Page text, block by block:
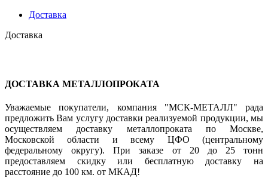
Доставка
Доставка
ДОСТАВКА МЕТАЛЛОПРОКАТА
Уважаемые покупатели, компания "МСК-МЕТАЛЛ" рада
предложить Вам услугу доставки реализуемой продукции, мы
осуществляем доставку металлопроката по Москве,
Московской области и всему ЦФО (центральному
федеральному округу). При заказе от 20 до 25 тонн
предоставляем скидку или бесплатную доставку на
расстояние до 100 км. от МКАД!